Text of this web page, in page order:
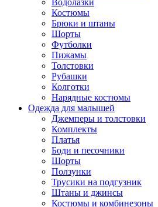
Водолазки
Костюмы
Брюки и штаны
Шорты
Футболки
Пижамы
Толстовки
Рубашки
Колготки
Нарядные костюмы
Одежда для малышей
Джемперы и толстовки
Комплекты
Платья
Боди и песочники
Шорты
Ползунки
Трусики на подгузник
Штаны и джинсы
Костюмы и комбинезоны